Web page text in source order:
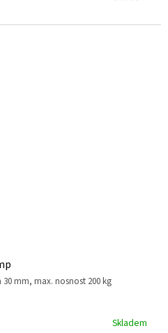
30 mm, max. nosnost 200 kg
Skladem